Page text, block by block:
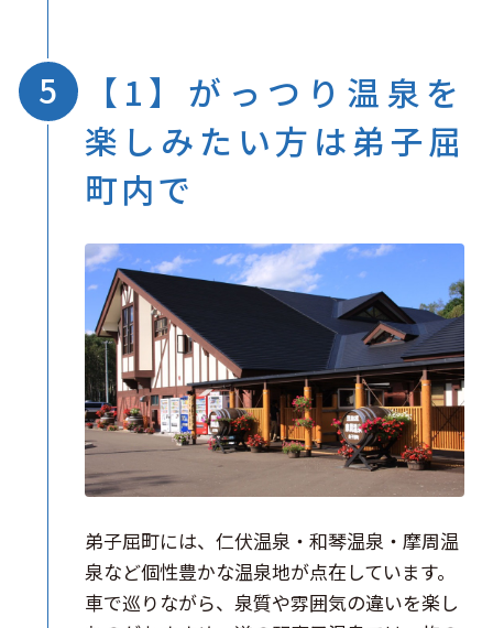
【1】がっつり温泉を
楽しみたい方は弟子屈
町内で
弟子屈町には、仁伏温泉・和琴温泉・摩周温
泉など個性豊かな温泉地が点在しています。
車で巡りながら、泉質や雰囲気の違いを楽し